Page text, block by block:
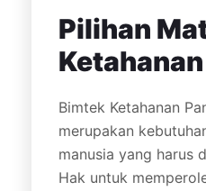
Pilihan
Bimtek Ketahanan
merupakan
manusia yang harus
Hak untuk